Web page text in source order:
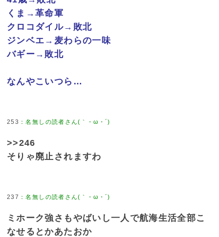
くま→革命軍
クロコダイル→敗北
ジンベエ→麦わらの一味
バギー→敗北
なんやこいつら…
253
>>246
そりゃ廃止されますわ
237
ミホーク強さもやばいし一人で航海生活全部こ
なせるとかあたおか